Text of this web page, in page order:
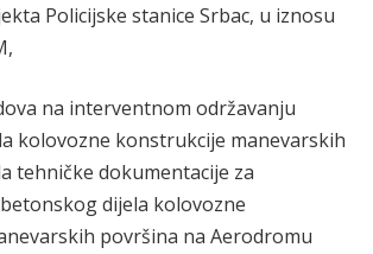
Policijske stanice Srbac, u iznosu
na interventnom održavanju
kolovozne konstrukcije manevarskih
tehničke dokumentacije za
dijela kolovozne
površina na Aerodromu